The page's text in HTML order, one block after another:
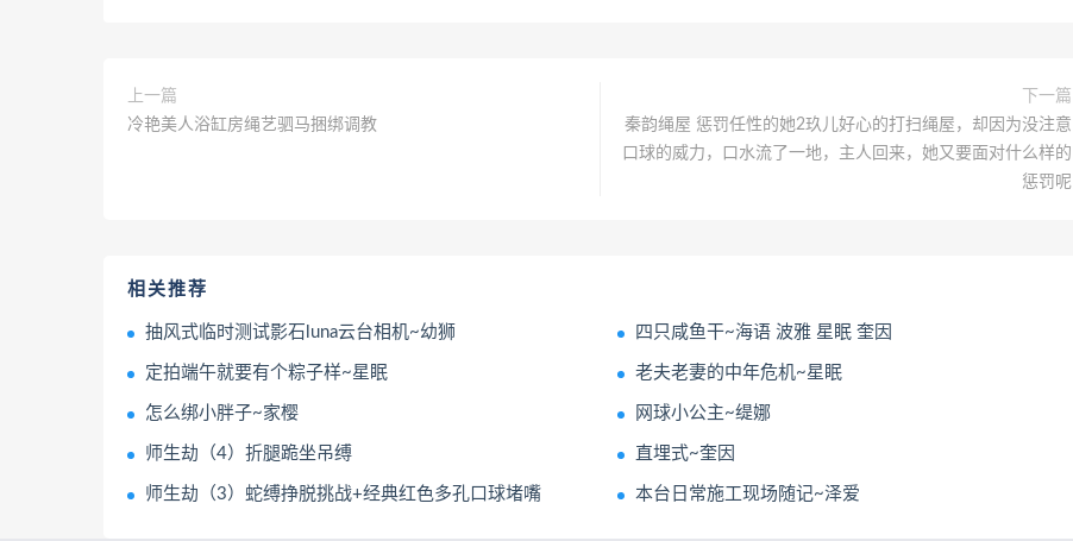
上一篇
冷艳美人浴缸房绳艺驷马捆绑调教
下一篇
秦韵绳屋 惩罚任性的她2玖儿好心的打扫绳屋，却因为没注意
口球的威力，口水流了一地，主人回来，她又要面对什么样的
惩罚呢
相关推荐
抽风式临时测试影石luna云台相机~幼狮 四只咸鱼干~海语 波雅 星眠 奎因
定拍端午就要有个粽子样~星眠 老夫老妻的中年危机~星眠
怎么绑小胖子~家樱 网球小公主~缇娜
师生劫（4）折腿跪坐吊缚 直埋式~奎因
师生劫（3）蛇缚挣脱挑战+经典红色多孔口球堵嘴 本台日常施工现场随记~泽爱